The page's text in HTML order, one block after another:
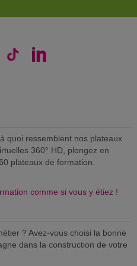
quoi ressemblent nos plateaux
360° HD, plongez en
plateaux de formation.
comme si vous y étiez !
? Avez-vous choisi la bonne
dans la construction de votre